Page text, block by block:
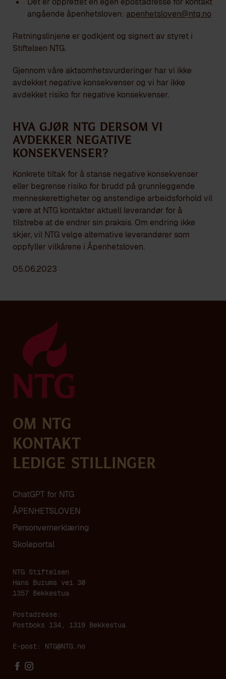
angående åpenhetsloven: apenhetsloven@ntg.no
Retningslinjene er godkjent og signert av styret i
Stiftelsen NTG.
Gjennom våre aktsomhetsvurderinger har vi ikke
avdekket negative konsekvenser og vi har ikke
avdekket risiko for negative konsekvenser.
Hva gjør NTG dersom vi
avdekker negative
konsekvenser?
Konkrete tiltak for å stanse negative konsekvenser
eller begrense risiko for brudd på grunnleggende
menneskerettigheter og anstendige arbeidsforhold vil
være at NTG kontakter aktuell leverandør for å
tilstrebe at de endrer sin praksis. Om endring ikke
skjer, vil NTG velge alternative leverandører som
oppfyller vilkårene i Åpenhetsloven.
05.06.2023
Om NTG
Kontakt
Ledige stillinger
ChatGPT for NTG
ÅPENHETSLOVEN
Personvern­erklæring
Skoleportal
NTG Stiftelsen
Hans Burums vei 30
1357 Bekkestua
Postadresse:
Postboks 134, 1319 Bekkestua
E-post: NTG@NTG.no